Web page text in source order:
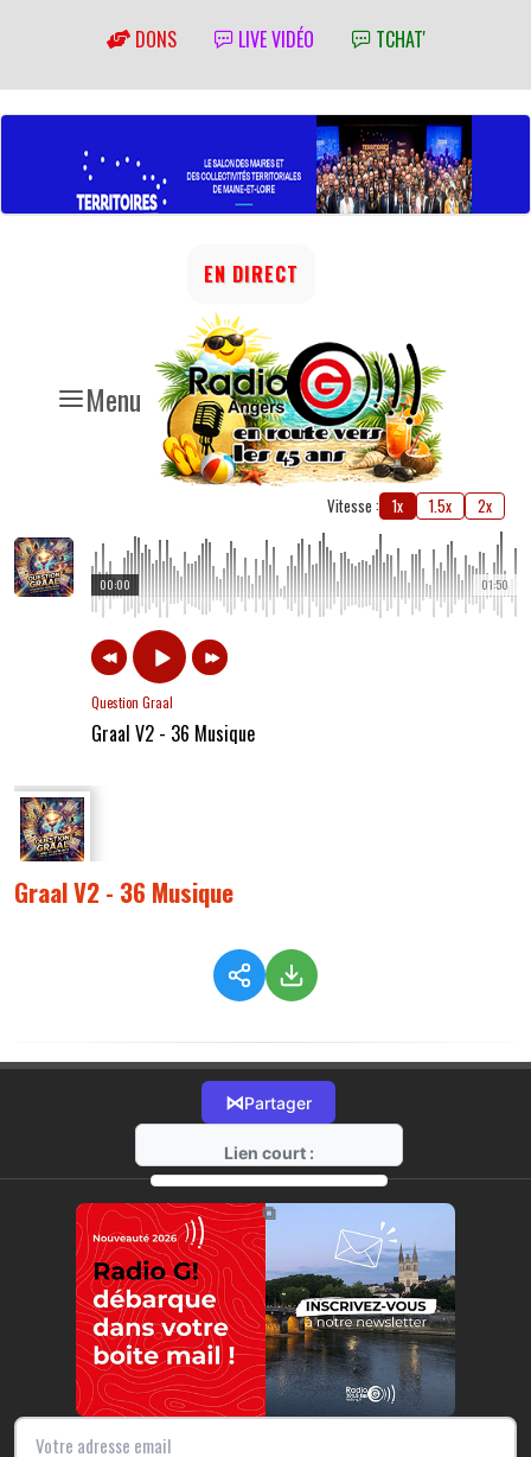
DONS LIVE VIDÉO TCHAT'
Menu
EN DIRECT
Vitesse : 1x 1.5x 2x
01:50
00:00
Question Graal
Graal V2 - 36 Musique
Graal V2 - 36 Musique
⋈Partager
Lien court :
https://radio-g.fr?12253
⧉